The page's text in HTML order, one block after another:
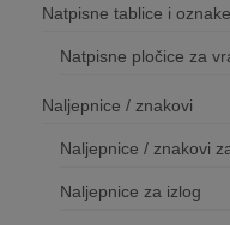
Natpisne tablice i oznake
Natpisne pločice za
Naljepnice / znakovi
Naljepnice / znakovi
Naljepnice za izlog